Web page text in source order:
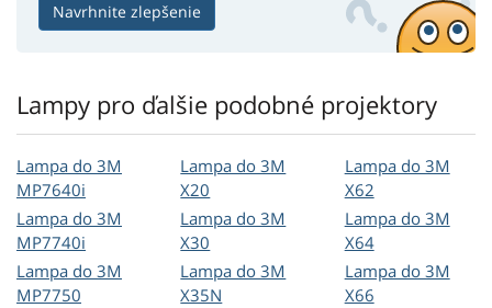
Navrhnite zlepšenie
Lampy pro ďalšie podobné projektory
Lampa do 3M
MP7640i
Lampa do 3M
MP7740i
Lampa do 3M
MP7750
Lampa do 3M
X20
Lampa do 3M
X30
Lampa do 3M
X35N
Lampa do 3M
X62
Lampa do 3M
X64
Lampa do 3M
X66